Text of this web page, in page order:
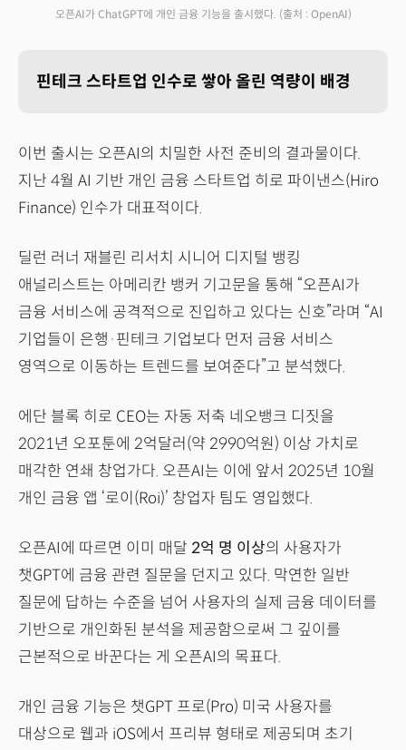
오픈AI가 ChatGPT에 개인 금융 기능을 출시했다. (출처 : OpenAI)
핀테크 스타트업 인수로 쌓아 올린 역량이 배경
이번 출시는 오픈AI의 치밀한 사전 준비의 결과물이다.
지난 4월 AI 기반 개인 금융 스타트업 히로 파이낸스(Hiro
Finance) 인수가 대표적이다.
딜런 러너 재블린 리서치 시니어 디지털 뱅킹
애널리스트는 아메리칸 뱅커 기고문을 통해 “오픈AI가
금융 서비스에 공격적으로 진입하고 있다는 신호”라며 “AI
기업들이 은행·핀테크 기업보다 먼저 금융 서비스
영역으로 이동하는 트렌드를 보여준다”고 분석했다.
에단 블록 히로 CEO는 자동 저축 네오뱅크 디짓을
2021년 오포툰에 2억달러(약 2990억원) 이상 가치로
매각한 연쇄 창업가다. 오픈AI는 이에 앞서 2025년 10월
개인 금융 앱 ‘로이(Roi)’ 창업자 팀도 영입했다.
오픈AI에 따르면 이미 매달 2억 명 이상의 사용자가
챗GPT에 금융 관련 질문을 던지고 있다. 막연한 일반
질문에 답하는 수준을 넘어 사용자의 실제 금융 데이터를
기반으로 개인화된 분석을 제공함으로써 그 깊이를
근본적으로 바꾼다는 게 오픈AI의 목표다.
개인 금융 기능은 챗GPT 프로(Pro) 미국 사용자를
대상으로 웹과 iOS에서 프리뷰 형태로 제공되며 초기